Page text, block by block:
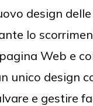
design
lo
Web e
unico design
e gestire